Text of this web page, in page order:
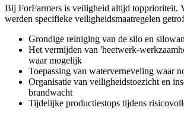
Bij ForFarmers is veiligheid altijd topprioriteit.
werden specifieke veiligheidsmaatregelen
Grondige reiniging van de silo en
Het vermijden van 'heetwerk-
waar mogelijk
Toepassing van waterverneveling waar
Organisatie van veiligheidstoezicht en
brandwacht
Tijdelijke productiestops tijdens